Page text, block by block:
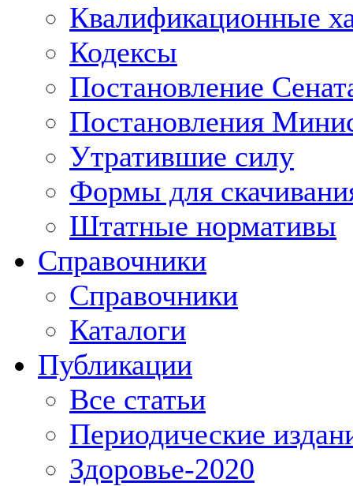
Квалификационные
Кодексы
Постановление
Постановления
Утратившие силу
Формы для
Штатные нормативы
Справочники
Справочники
Каталоги
Публикации
Все статьи
Периодические
Здоровье-2020